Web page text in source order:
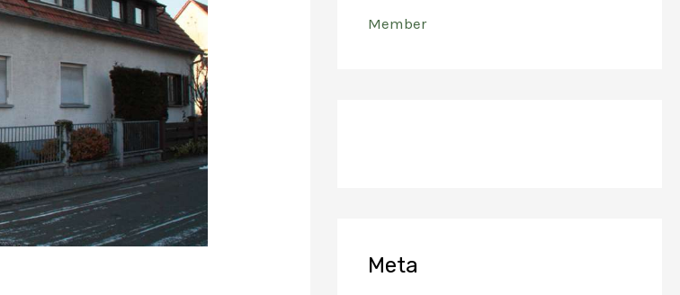
Member
Meta